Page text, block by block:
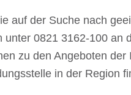
auf der Suche nach
unter 0821 3162-100
zu den Ange­bo­ten
in der Region